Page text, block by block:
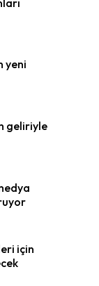
yeni
geliriyle
için